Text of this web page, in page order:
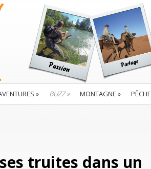
» BUZZ» MONTAGNE » PÊCHE
truites dans un